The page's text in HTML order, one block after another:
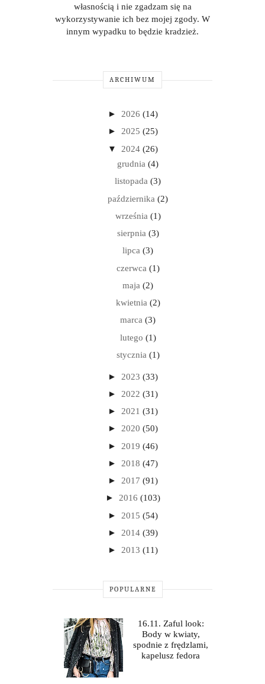
własnością i nie zgadzam się na
wykorzystywanie ich bez mojej zgody. W
innym wypadku to będzie kradzież.
ARCHIWUM
► 2026 (14)
► 2025 (25)
▼ 2024 (26)
grudnia (4)
listopada (3)
października (2)
września (1)
sierpnia (3)
lipca (3)
czerwca (1)
maja (2)
kwietnia (2)
marca (3)
lutego (1)
stycznia (1)
► 2023 (33)
► 2022 (31)
► 2021 (31)
► 2020 (50)
► 2019 (46)
► 2018 (47)
► 2017 (91)
► 2016 (103)
► 2015 (54)
► 2014 (39)
► 2013 (11)
POPULARNE
16.11. Zaful look:
Body w kwiaty,
spodnie z frędzlami,
kapelusz fedora